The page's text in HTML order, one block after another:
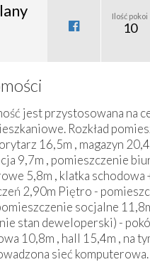
Ilość pokoi
10
jest przystosowana na
Rozkład
16,5m , magazyn
9,7m , pomieszczenie
5,8m , klatka schodowa
2,90m Piętro -
socjalne
stan deweloperski) -
10,8m , hall 15,4m , na
sieć komputerowa.